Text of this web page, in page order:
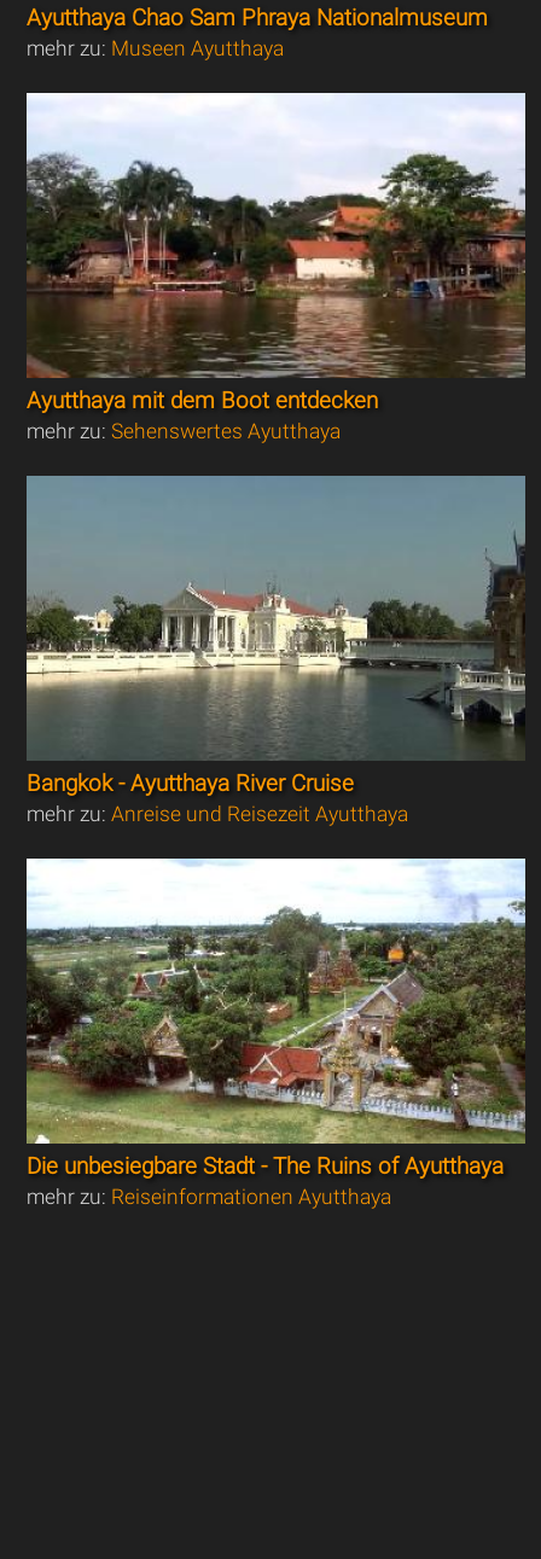
Ayutthaya Chao Sam Phraya Nationalmuseum
mehr zu: Museen Ayutthaya
Ayutthaya mit dem Boot entdecken
mehr zu:Sehenswertes Ayutthaya
Bangkok - Ayutthaya River Cruise
mehr zu:Anreise und Reisezeit Ayutthaya
Die unbesiegbare Stadt - The Ruins of Ayutthaya
mehr zu: Reiseinformationen Ayutthaya